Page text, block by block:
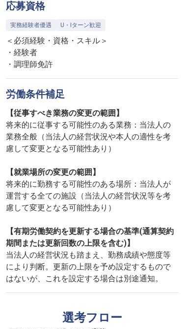
応募資格
実務経験者優遇 U・Iターン歓迎
＜必須経験・資格・スキル＞
・経験者
・調理師免許
労働条件補足
【従事すべき業務の変更の範囲】
将来的に従事する可能性のある業務：当法人の
業務全般（当法人の経営状況や本人の適性を考
慮して変更となる可能性あり）
【就業場所の変更の範囲】
将来的に勤務する可能性のある場所：当法人が
運営する全ての施設（当法人の経営状況等を考
慮して変更となる可能性あり）
【有期労働契約を更新する場合の基準(通算契約
期間または更新回数の上限を含む)】
当法人の経営状況も踏まえ、勤務成績や態度等
により判断。更新の上限を予め設定するもので
はないが、これを設定する場合は別途通知。
選考フロー